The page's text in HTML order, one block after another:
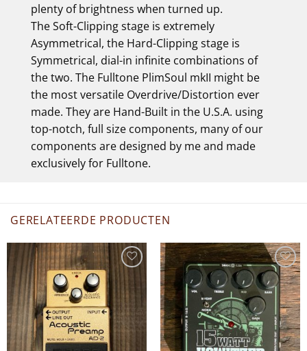
plenty of brightness when turned up.
The Soft-Clipping stage is extremely
Asymmetrical, the Hard-Clipping stage is
Symmetrical, dial-in infinite combinations of
the two. The Fulltone PlimSoul mkII might be
the most versatile Overdrive/Distortion ever
made. They are Hand-Built in the U.S.A. using
top-notch, full size components, many of our
components are designed by me and made
exclusively for Fulltone.
GERELATEERDE PRODUCTEN